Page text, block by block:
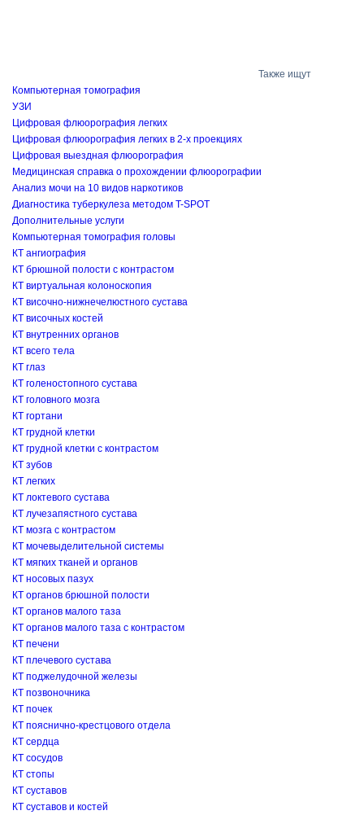
Также ищут
Компьютерная томография
УЗИ
Цифровая флюорография легких
Цифровая флюорография легких в 2-х проекциях
Цифровая выездная флюорография
Медицинская справка о прохождении флюорографии
Анализ мочи на 10 видов наркотиков
Диагностика туберкулеза методом T-SPOT
Дополнительные услуги
Компьютерная томография головы
КТ ангиография
КТ брюшной полости с контрастом
КТ виртуальная колоноскопия
КТ височно-нижнечелюстного сустава
КТ височных костей
КТ внутренних органов
КТ всего тела
КТ глаз
КТ голеностопного сустава
КТ головного мозга
КТ гортани
КТ грудной клетки
КТ грудной клетки с контрастом
КТ зубов
КТ легких
КТ локтевого сустава
КТ лучезапястного сустава
КТ мозга с контрастом
КТ мочевыделительной системы
КТ мягких тканей и органов
КТ носовых пазух
КТ органов брюшной полости
КТ органов малого таза
КТ органов малого таза с контрастом
КТ печени
КТ плечевого сустава
КТ поджелудочной железы
КТ позвоночника
КТ почек
КТ пояснично-крестцового отдела
КТ сердца
КТ сосудов
КТ стопы
КТ суставов
КТ суставов и костей